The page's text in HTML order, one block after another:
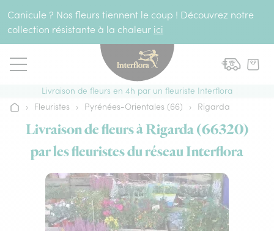
Canicule ? Nos fleurs tiennent le coup ! Découvrez notre
collection résistante à la chaleur ici
Livraison de fleurs en 4h par un fleuriste Interflora
Accueil
› Fleuristes › Pyrénées-Orientales (66) › Rigarda
Livraison de fleurs à Rigarda (66320)
par les fleuristes du réseau Interflora